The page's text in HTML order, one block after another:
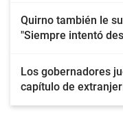
Quirno también le
"Siempre intentó
Los gobernadores
capítulo de